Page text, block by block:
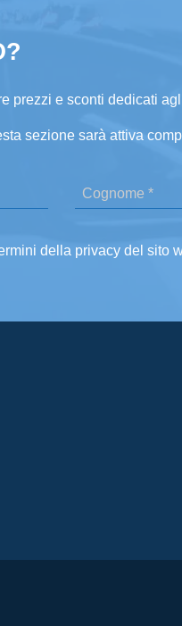
prezzi e sconti dedicati
sezione sarà attiva
della privacy del sito